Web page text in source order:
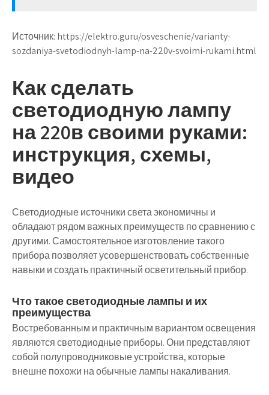
Источник: https://elektro.guru/osveschenie/varianty-
sozdaniya-svetodiodnyh-lamp-na-220v-svoimi-rukami.html
Как сделать
светодиодную лампу
на 220в своими руками:
инструкция, схемы,
видео
Светодиодные источники света экономичны и
обладают рядом важных преимуществ по сравнению с
другими. Самостоятельное изготовление такого
прибора позволяет усовершенствовать собственные
навыки и создать практичный осветительный прибор.
Что такое светодиодные лампы и их
преимущества
Востребованным и практичным вариантом освещения
являются светодиодные приборы.Они представляют
собой полупроводниковые устройства, которые
внешне похожи на обычные лампы накаливания.